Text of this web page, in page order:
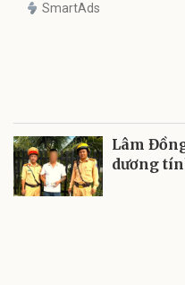
SmartAds
Lâm
dương